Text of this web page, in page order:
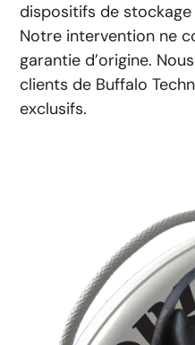
dispositifs de
Notre intervention ne
garantie d’origine.
clients de Buffalo
exclusifs.